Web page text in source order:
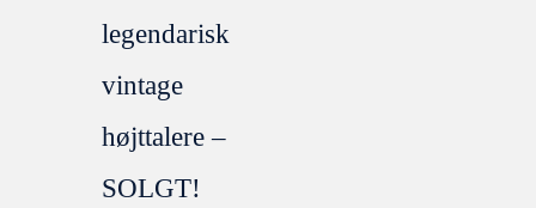
legendarisk
vintage
højttalere –
SOLGT!